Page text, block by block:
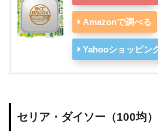
Amazonで調べる
Yahooショッピン
セリア・ダイソー（100均）